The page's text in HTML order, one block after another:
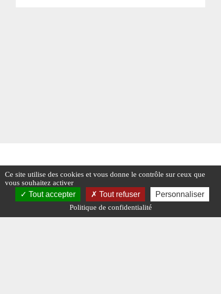
Ce site utilise des cookies et vous donne le contrôle sur ceux que
vous souhaitez activer
Tout accepter Tout refuser Personnaliser
Politique de confidentialité